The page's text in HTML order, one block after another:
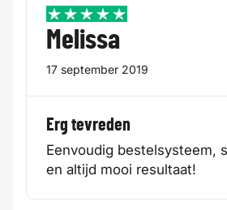
5 / 5
Melissa
17 september 2019
Erg tevreden
Eenvoudig bestelsysteem,
en altijd mooi resultaat!